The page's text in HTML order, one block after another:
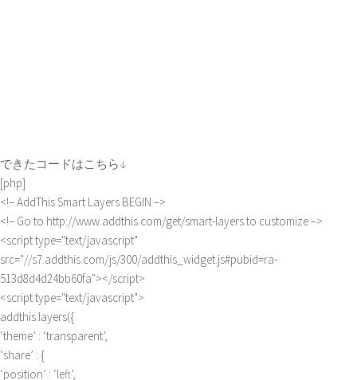
できたコードはこちら↓
[php]
<!– AddThis Smart Layers BEGIN –>
<!– Go to http://www.addthis.com/get/smart-layers to customize –>
<script type="text/javascript"
src="//s7.addthis.com/js/300/addthis_widget.js#pubid=ra-
513d8d4d24bb60fa"></script>
<script type="text/javascript">
addthis.layers({
‘theme’ : ‘transparent’,
‘share’ : {
‘position’ : ‘left’,